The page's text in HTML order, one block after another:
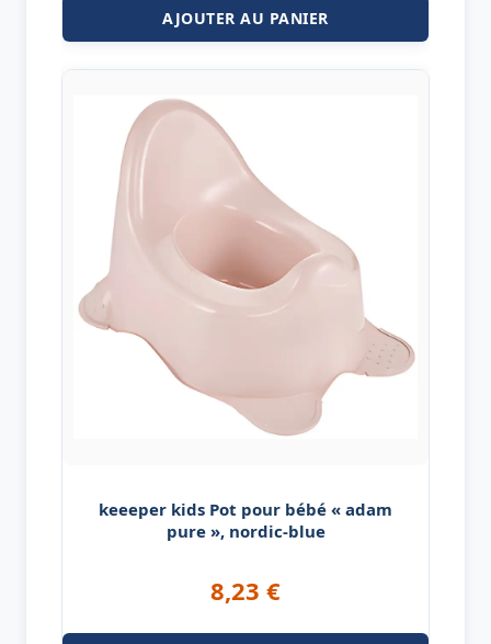
AJOUTER AU PANIER
keeeper kids Pot pour bébé « adam
pure », nordic-blue
8,23 €